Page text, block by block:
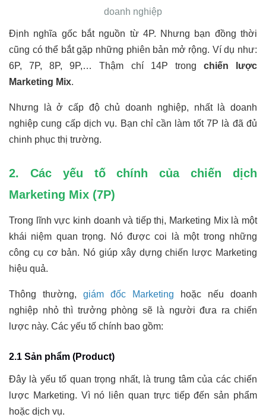
doanh nghiệp
Định nghĩa gốc bắt nguồn từ 4P. Nhưng bạn đồng thời
cũng có thể bắt gặp những phiên bản mở rộng. Ví dụ như:
6P, 7P, 8P, 9P,… Thậm chí 14P trong chiến lược
Marketing Mix.
Nhưng là ở cấp độ chủ doanh nghiệp, nhất là doanh
nghiệp cung cấp dịch vụ. Bạn chỉ cần làm tốt 7P là đã đủ
chinh phục thị trường.
2. Các yếu tố chính của chiến dịch
Marketing Mix (7P)
Trong lĩnh vực kinh doanh và tiếp thị, Marketing Mix là một
khái niệm quan trọng. Nó được coi là một trong những
công cụ cơ bản. Nó giúp xây dựng chiến lược Marketing
hiệu quả.
Thông thường, giám đốc Marketing hoặc nếu doanh
nghiệp nhỏ thì trưởng phòng sẽ là người đưa ra chiến
lược này. Các yếu tố chính bao gồm:
2.1 Sản phẩm (Product)
Đây là yếu tố quan trọng nhất, là trung tâm của các chiến
lược Marketing. Vì nó liên quan trực tiếp đến sản phẩm
hoặc dịch vụ.